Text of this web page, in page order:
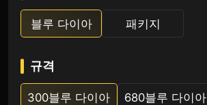
블루 다이아 패키지
규격
300블루 다이아 680블루 다이아